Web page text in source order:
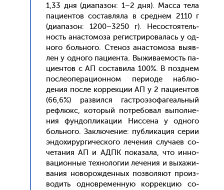
1,33 дня (ди­апа­зон: 1–2 дня). Мас­са те­ла
па­ци­ен­тов сос­тавля­ла в сред­нем 2110 г
(ди­апа­зон: 1200–3250 г). Не­сос­то­ятель­
ность анас­то­моза ре­гис­три­рова­лась у од­
но­го боль­но­го. Сте­ноз анас­то­моза вы­яв­
лен у од­но­го па­ци­ен­та. Вы­жива­емость па­
ци­ен­тов с АП сос­та­вила 100%. В поз­днем
пос­ле­опе­раци­он­ном пе­ри­оде наб­лю­
дения пос­ле кор­рекции АП у 2 па­ци­ен­тов
(66,6%) раз­вился гас­тро­эзо­фаге­аль­ный
реф­люкс, ко­торый пот­ре­бовал вы­пол­не­
ния фун­допли­кации Нис­се­на у од­но­го
боль­но­го. Зак­лю­чение: пуб­ли­кация се­рии
эн­до­хирур­ги­чес­ко­го ле­чения слу­ча­ев со­
чета­ния АП и АДПК по­каза­ла, что ин­но­
ваци­он­ные тех­но­логии ле­чения и вы­хажи­
вания но­ворож­денных поз­во­ля­ют про­из­
во­дить од­новре­мен­ную кор­рекцию со­